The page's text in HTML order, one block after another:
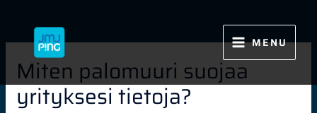
sisältöön
MENU
Miten palomuuri suojaa
yrityksesi tietoja?